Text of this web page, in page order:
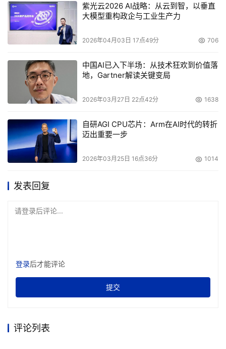
紫光云2026 AI战略：从云到智，以垂直
大模型重构政企与工业生产力
2026年04月03日 17点49分 706
中国AI已入下半场：从技术狂欢到价值落
地，Gartner解读关键变局
2026年03月27日 22点42分 1638
自研AGI CPU芯片：Arm在AI时代的转折
迈出重要一步
2026年03月25日 16点36分 1014
发表回复
请登录后评论...
登录后才能评论
提交
评论列表